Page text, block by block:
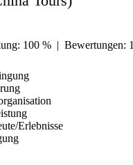
100 % | Bewertungen: 1
Erlebnisse